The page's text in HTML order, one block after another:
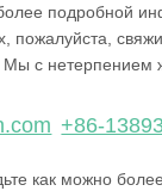
подробной
пожалуйста,
Мы с нетерпением
+86-
как можно